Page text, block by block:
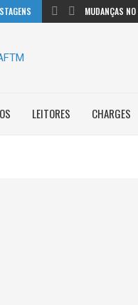
MUDANÇAS
LEITORES CHARGES